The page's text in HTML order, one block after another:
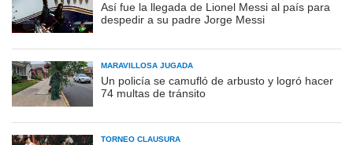
Así fue la llegada de Lionel Messi al país para
despedir a su padre Jorge Messi
MARAVILLOSA JUGADA
Un policía se camufló de arbusto y logró hacer
74 multas de tránsito
TORNEO CLAUSURA